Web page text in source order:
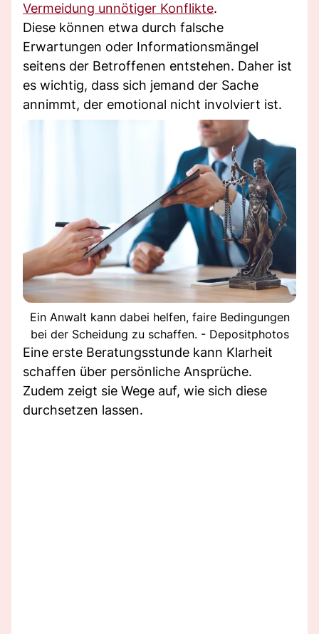
Vermeidung unnötiger Konflikte.
Diese können etwa durch falsche
Erwartungen oder Informationsmängel
seitens der Betroffenen entstehen. Daher ist
es wichtig, dass sich jemand der Sache
annimmt, der emotional nicht involviert ist.
Ein Anwalt kann dabei helfen, faire Bedingungen
bei der Scheidung zu schaffen. - Depositphotos
Eine erste Beratungsstunde kann Klarheit
schaffen über persönliche Ansprüche.
Zudem zeigt sie Wege auf, wie sich diese
durchsetzen lassen.